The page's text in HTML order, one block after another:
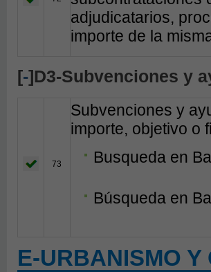
adjudicatarios,
importe de la
[-]D3-Subvenciones y
73
Subvenciones y
importe, objetivo o
Busqueda en
Búsqueda en
E-URBANISMO